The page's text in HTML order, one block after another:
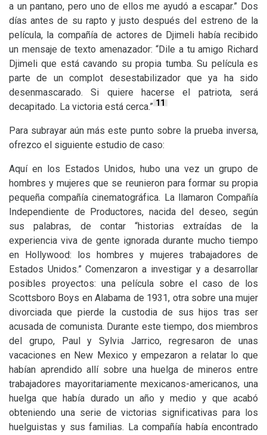
a un pantano, pero uno de ellos me ayudó a escapar.” Dos
días antes de su rapto y justo después del estreno de la
película, la compañía de actores de Djimeli había recibido
un mensaje de texto amenazador: “Dile a tu amigo Richard
Djimeli que está cavando su propia tumba. Su película es
parte de un complot desestabilizador que ya ha sido
desenmascarado. Si quiere hacerse el patriota, será
decapitado. La victoria está cerca.” 11
Para subrayar aún más este punto sobre la prueba inversa,
ofrezco el siguiente estudio de caso:
Aquí en los Estados Unidos, hubo una vez un grupo de
hombres y mujeres que se reunieron para formar su propia
pequeña compañía cinematográfica. La llamaron Compañía
Independiente de Productores, nacida del deseo, según
sus palabras, de contar “historias extraídas de la
experiencia viva de gente ignorada durante mucho tiempo
en Hollywood: los hombres y mujeres trabajadores de
Estados Unidos.” Comenzaron a investigar y a desarrollar
posibles proyectos: una película sobre el caso de los
Scottsboro Boys en Alabama de 1931, otra sobre una mujer
divorciada que pierde la custodia de sus hijos tras ser
acusada de comunista. Durante este tiempo, dos miembros
del grupo, Paul y Sylvia Jarrico, regresaron de unas
vacaciones en New Mexico y empezaron a relatar lo que
habían aprendido allí sobre una huelga de mineros entre
trabajadores mayoritariamente mexicanos-americanos, una
huelga que había durado un año y medio y que acabó
obteniendo una serie de victorias significativas para los
huelguistas y sus familias. La compañía había encontrado